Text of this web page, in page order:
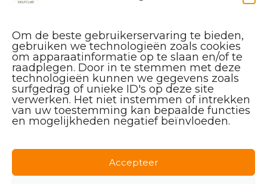
Om de beste gebruikerservaring te bieden,
gebruiken we technologieën zoals cookies
om apparaatinformatie op te slaan en/of te
raadplegen. Door in te stemmen met deze
technologieën kunnen we gegevens zoals
surfgedrag of unieke ID's op deze site
verwerken. Het niet instemmen of intrekken
van uw toestemming kan bepaalde functies
en mogelijkheden negatief beïnvloeden.
Accepteer
Instagram